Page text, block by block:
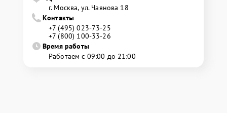
г. Москва, ул. Чаянова 18
Контакты
+7 (495) 023-73-25
+7 (800) 100-33-26
Время работы
Работаем с 09:00 до 21:00